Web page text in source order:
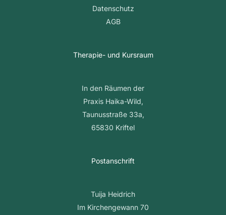
Datenschutz
AGB
Therapie- und Kursraum
In den Räumen der
Praxis Haika-Wild,
Taunusstraße 33a,
65830 Kriftel
Postanschrift
Tuija Heidrich
Im Kirchengewann 70